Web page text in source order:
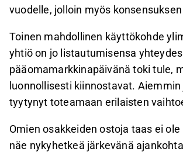
vuodelle, jolloin myös
Toinen mahdollinen käyttökohde
yhtiö on jo listautumisensa
pääomamarkkinapäivänä toki tule,
luonnollisesti kiinnostavat.
tyytynyt toteamaan erilaisten
Omien osakkeiden ostoja taas ei
näe nykyhetkeä järkevänä